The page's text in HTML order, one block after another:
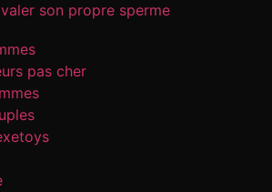
son propre sperme
pas cher